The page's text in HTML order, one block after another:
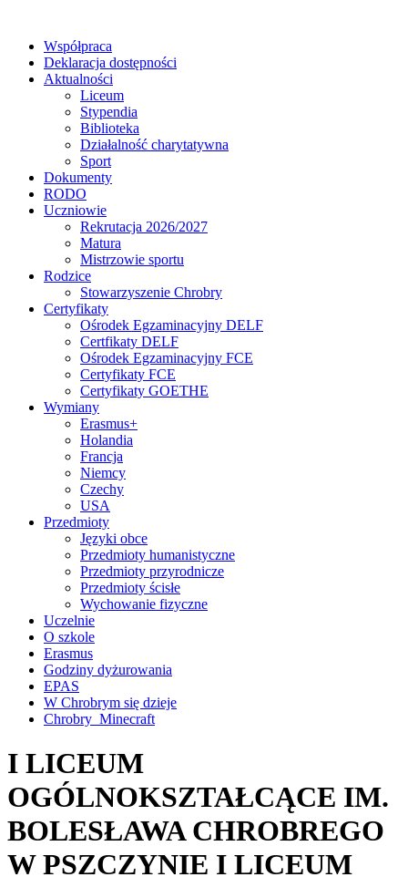
Współpraca
Deklaracja dostępności
Aktualności
Liceum
Stypendia
Biblioteka
Działalność charytatywna
Sport
Dokumenty
RODO
Uczniowie
Rekrutacja 2026/2027
Matura
Mistrzowie sportu
Rodzice
Stowarzyszenie Chrobry
Certyfikaty
Ośrodek Egzaminacyjny DELF
Certfikaty DELF
Ośrodek Egzaminacyjny FCE
Certyfikaty FCE
Certyfikaty GOETHE
Wymiany
Erasmus+
Holandia
Francja
Niemcy
Czechy
USA
Przedmioty
Języki obce
Przedmioty humanistyczne
Przedmioty przyrodnicze
Przedmioty ścisłe
Wychowanie fizyczne
Uczelnie
O szkole
Erasmus
Godziny dyżurowania
EPAS
W Chrobrym się dzieje
Chrobry_Minecraft
I LICEUM
OGÓLNOKSZTAŁCĄCE IM.
BOLESŁAWA CHROBREGO
W PSZCZYNIE I LICEUM